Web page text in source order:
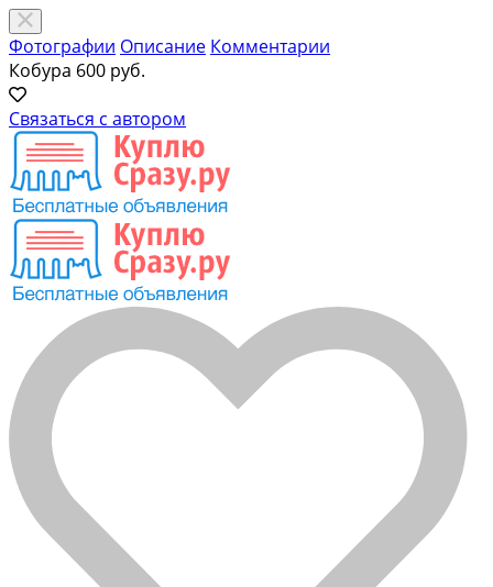
Фотографии Описание Комментарии
Кобура 600 руб.
Связаться с автором